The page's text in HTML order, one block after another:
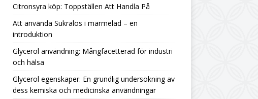
Citronsyra köp: Toppställen Att Handla På
Att använda Sukralos i marmelad – en
introduktion
Glycerol användning: Mångfacetterad för industri
och hälsa
Glycerol egenskaper: En grundlig undersökning av
dess kemiska och medicinska användningar